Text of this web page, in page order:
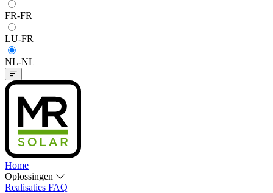
FR-FR
LU-FR
NL-NL
Home
Oplossingen
Realisaties FAQ